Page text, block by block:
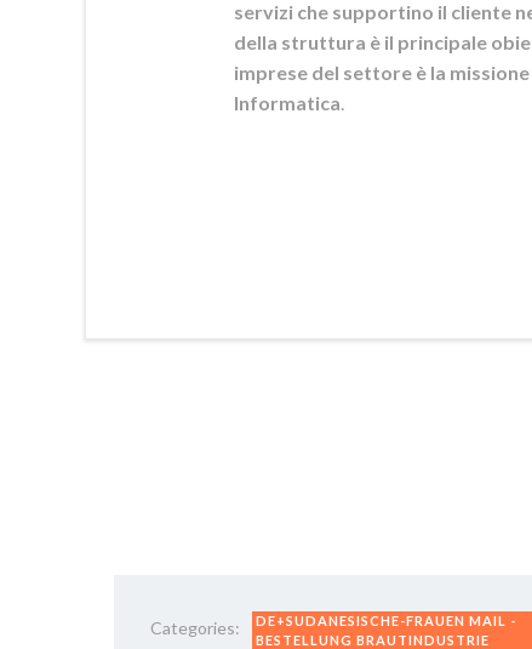
servizi che supportino il cliente
della struttura è il principale
imprese del settore è la
Informatica
Categories:
DE+SUDANESISCHE-FRAUEN MAIL -
BESTELLUNG BRAUTINDUSTRIE